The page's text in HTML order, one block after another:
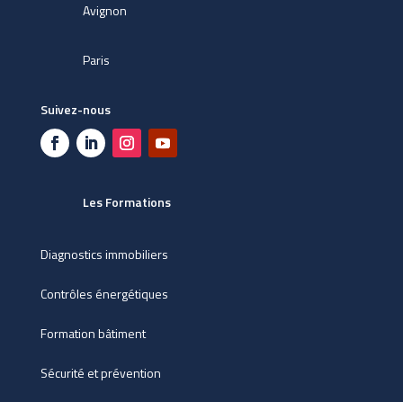
Avignon
Paris
Suivez-nous
Les Formations
Diagnostics immobiliers
Contrôles énergétiques
Formation bâtiment
Sécurité et prévention